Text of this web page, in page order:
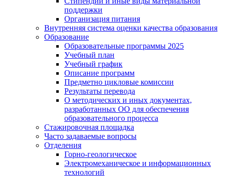
поддержки
Организация питания
Внутренняя система оценки качества образования
Образование
Образовательные программы 2025
Учебный план
Учебный график
Описание программ
Предметно цикловые комиссии
Результаты перевода
О методических и иных документах,
разработанных ОО для обеспечения
образовательного процесса
Стажировочная площадка
Часто задаваемые вопросы
Отделения
Горно-геологическое
Электромеханическое и информационных
технологий